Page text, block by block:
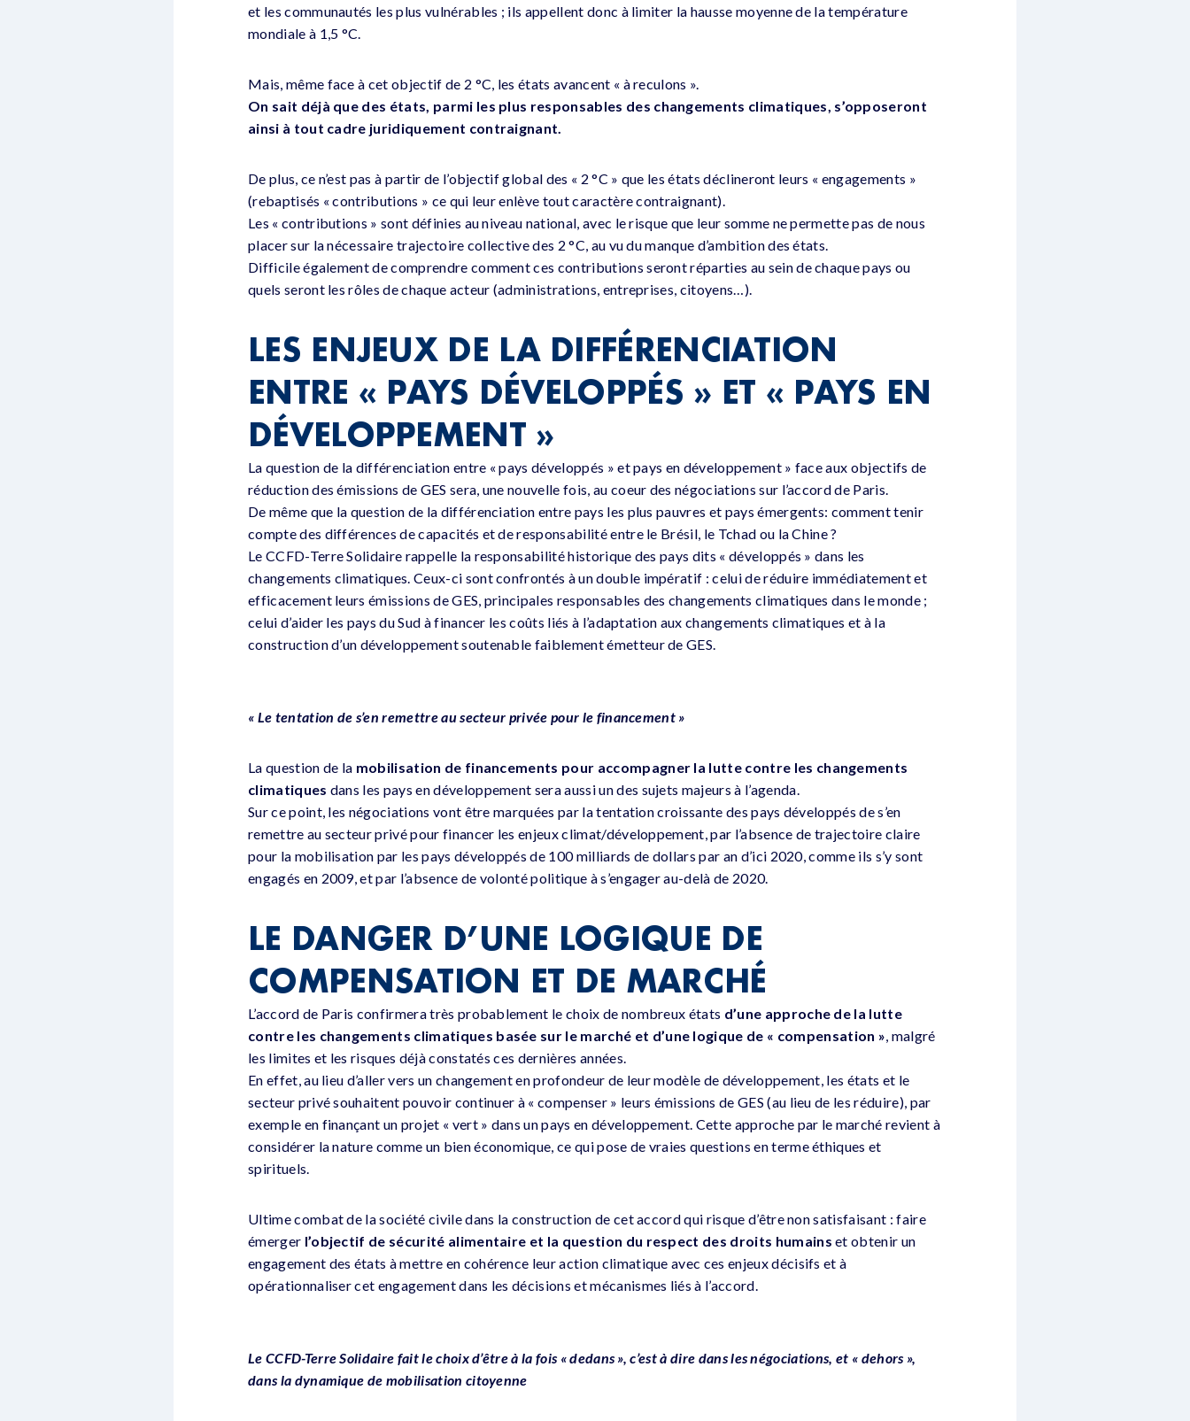
et les communautés les plus vulnérables ; ils appellent donc à limiter la hausse moyenne de la température
mondiale à 1,5 °C.
Mais, même face à cet objectif de 2 °C, les états avancent « à reculons ».
On sait déjà que des états, parmi les plus responsables des changements climatiques, s’opposeront
ainsi à tout cadre juridiquement contraignant.
De plus, ce n’est pas à partir de l’objectif global des « 2 °C » que les états déclineront leurs « engagements »
(rebaptisés « contributions » ce qui leur enlève tout caractère contraignant).
Les « contributions » sont définies au niveau national, avec le risque que leur somme ne permette pas de nous
placer sur la nécessaire trajectoire collective des 2 °C, au vu du manque d’ambition des états.
Difficile également de comprendre comment ces contributions seront réparties au sein de chaque pays ou
quels seront les rôles de chaque acteur (administrations, entreprises, citoyens…).
LES ENJEUX DE LA DIFFÉRENCIATION
ENTRE « PAYS DÉVELOPPÉS » ET « PAYS EN
DÉVELOPPEMENT »
La question de la différenciation entre « pays développés » et pays en développement » face aux objectifs de
réduction des émissions de GES sera, une nouvelle fois, au coeur des négociations sur l’accord de Paris.
De même que la question de la différenciation entre pays les plus pauvres et pays émergents: comment tenir
compte des différences de capacités et de responsabilité entre le Brésil, le Tchad ou la Chine ?
Le CCFD-Terre Solidaire rappelle la responsabilité historique des pays dits « développés » dans les
changements climatiques. Ceux-ci sont confrontés à un double impératif : celui de réduire immédiatement et
efficacement leurs émissions de GES, principales responsables des changements climatiques dans le monde ;
celui d’aider les pays du Sud à financer les coûts liés à l’adaptation aux changements climatiques et à la
construction d’un développement soutenable faiblement émetteur de GES.
« Le tentation de s’en remettre au secteur privée pour le financement »
La question de la mobilisation de financements pour accompagner la lutte contre les changements
climatiques dans les pays en développement sera aussi un des sujets majeurs à l’agenda.
Sur ce point, les négociations vont être marquées par la tentation croissante des pays développés de s’en
remettre au secteur privé pour financer les enjeux climat/développement, par l’absence de trajectoire claire
pour la mobilisation par les pays développés de 100 milliards de dollars par an d’ici 2020, comme ils s’y sont
engagés en 2009, et par l’absence de volonté politique à s’engager au-delà de 2020.
LE DANGER D’UNE LOGIQUE DE
COMPENSATION ET DE MARCHÉ
L’accord de Paris confirmera très probablement le choix de nombreux états d’une approche de la lutte
contre les changements climatiques basée sur le marché et d’une logique de « compensation », malgré
les limites et les risques déjà constatés ces dernières années.
En effet, au lieu d’aller vers un changement en profondeur de leur modèle de développement, les états et le
secteur privé souhaitent pouvoir continuer à « compenser » leurs émissions de GES (au lieu de les réduire), par
exemple en finançant un projet « vert » dans un pays en développement. Cette approche par le marché revient à
considérer la nature comme un bien économique, ce qui pose de vraies questions en terme éthiques et
spirituels.
Ultime combat de la société civile dans la construction de cet accord qui risque d’être non satisfaisant : faire
émerger l’objectif de sécurité alimentaire et la question du respect des droits humains et obtenir un
engagement des états à mettre en cohérence leur action climatique avec ces enjeux décisifs et à
opérationnaliser cet engagement dans les décisions et mécanismes liés à l’accord.
Le CCFD-Terre Solidaire fait le choix d’être à la fois « dedans », c’est à dire dans les négociations, et « dehors »,
dans la dynamique de mobilisation citoyenne